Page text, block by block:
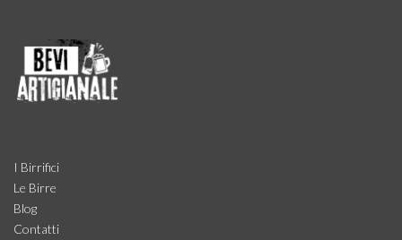
I Birrifici
Le Birre
Blog
Contatti